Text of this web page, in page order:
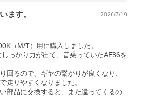
ます。 2026/7/19
（M/T）用に購入しました。
っかり力が出て、昔乗っていたAE86を
回るので、ギヤの繋がりが良くなり、
走りやすくなりました。
部品に交換すると、また違ってくるの